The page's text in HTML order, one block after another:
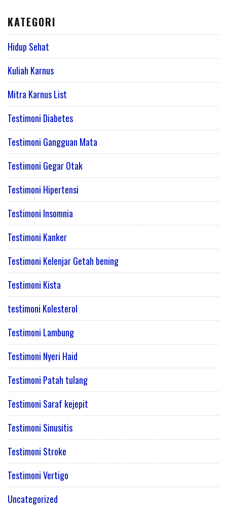
KATEGORI
Hidup Sehat
Kuliah Karnus
Mitra Karnus List
Testimoni Diabetes
Testimoni Gangguan Mata
Testimoni Gegar Otak
Testimoni Hipertensi
Testimoni Insomnia
Testimoni Kanker
Testimoni Kelenjar Getah bening
Testimoni Kista
testimoni Kolesterol
Testimoni Lambung
Testimoni Nyeri Haid
Testimoni Patah tulang
Testimoni Saraf kejepit
Testimoni Sinusitis
Testimoni Stroke
Testimoni Vertigo
Uncategorized